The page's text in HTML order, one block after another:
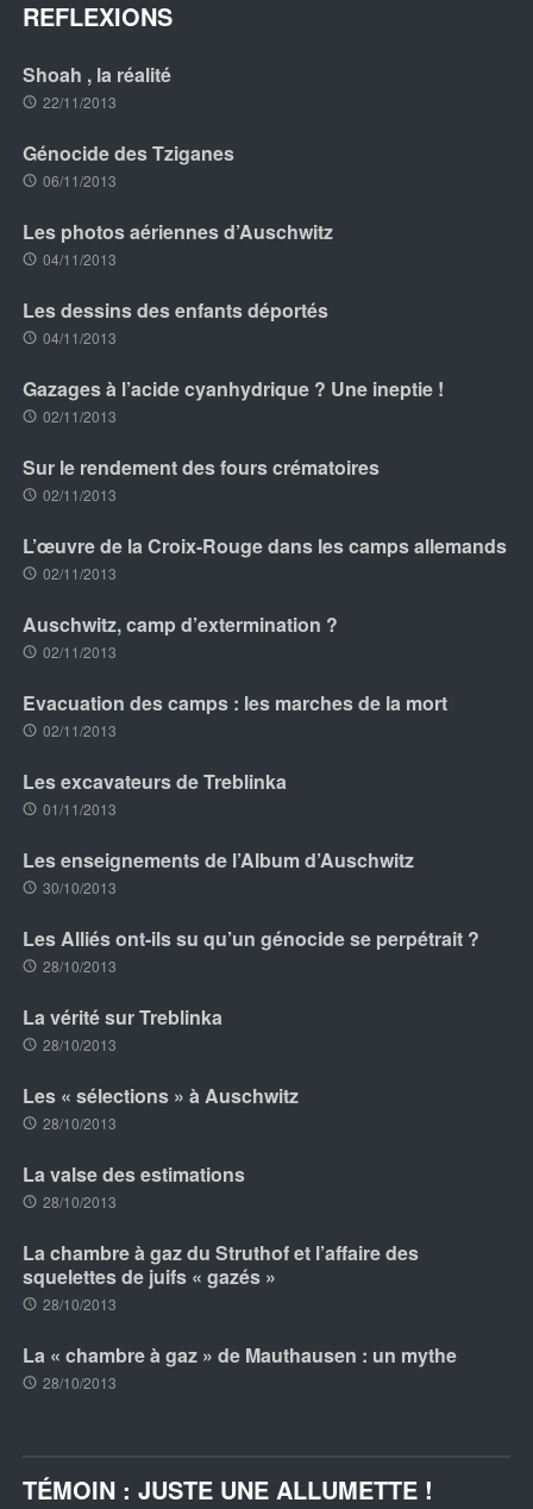
REFLEXIONS
Shoah , la réalité
22/11/2013
Génocide des Tziganes
06/11/2013
Les photos aériennes d’Auschwitz
04/11/2013
Les dessins des enfants déportés
04/11/2013
Gazages à l’acide cyanhydrique ? Une ineptie !
02/11/2013
Sur le rendement des fours crématoires
02/11/2013
L’œuvre de la Croix-Rouge dans les camps allemands
02/11/2013
Auschwitz, camp d’extermination ?
02/11/2013
Evacuation des camps : les marches de la mort
02/11/2013
Les excavateurs de Treblinka
01/11/2013
Les enseignements de l’Album d’Auschwitz
30/10/2013
Les Alliés ont-ils su qu’un génocide se perpétrait ?
28/10/2013
La vérité sur Treblinka
28/10/2013
Les « sélections » à Auschwitz
28/10/2013
La valse des estimations
28/10/2013
La chambre à gaz du Struthof et l’affaire des
squelettes de juifs « gazés »
28/10/2013
La « chambre à gaz » de Mauthausen : un mythe
28/10/2013
TÉMOIN : JUSTE UNE ALLUMETTE !